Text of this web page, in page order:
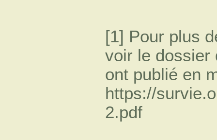
[1] Pour plus
voir le dossier
ont publié en
https://
2.pdf